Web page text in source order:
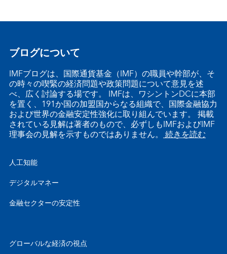
ブログについて
IMFブログは、国際通貨基金（IMF）の職員や幹部が、そ
の時々の喫緊の経済問題や政策問題について意見を述
べ、広く討論する場です。 IMFは、ワシントンDCに本部
を置く、191か国の加盟国からなる組織で、国際金融協力
および世界の金融安定性強化に取り組んでいます。 掲載
されている見解は著者のもので、必ずしもIMFおよびIMF
理事会の見解を示すものではありません。 続きを読む
人工知能
デジタルマネー
金融セクターの安定性
グローバルな経済の視点